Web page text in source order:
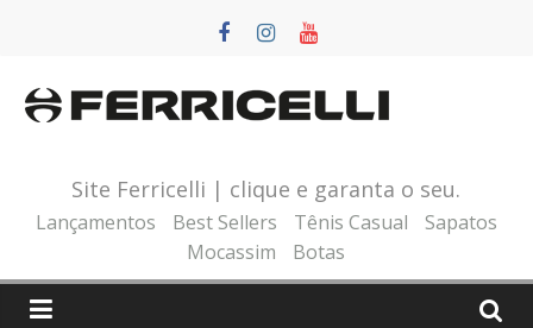
conteúdo
Site Ferricelli | clique e garanta o seu.
Lançamentos Best Sellers Tênis Casual
Sapatos
Mocassim
Botas